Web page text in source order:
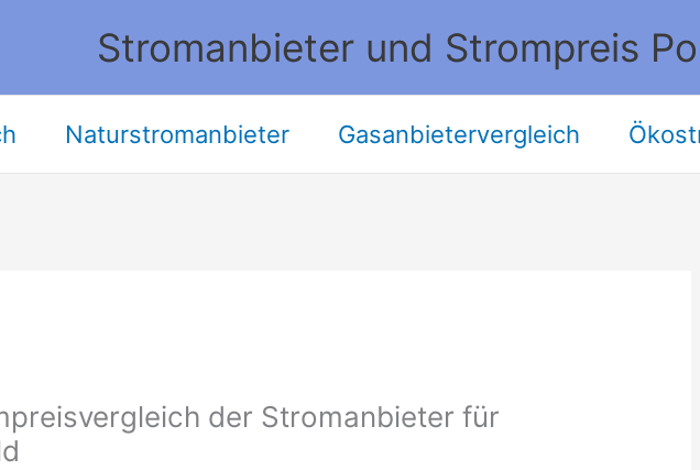
Stromanbieter und Strompreis
Naturstromanbieter Gasanbietervergleich
der Stromanbieter für